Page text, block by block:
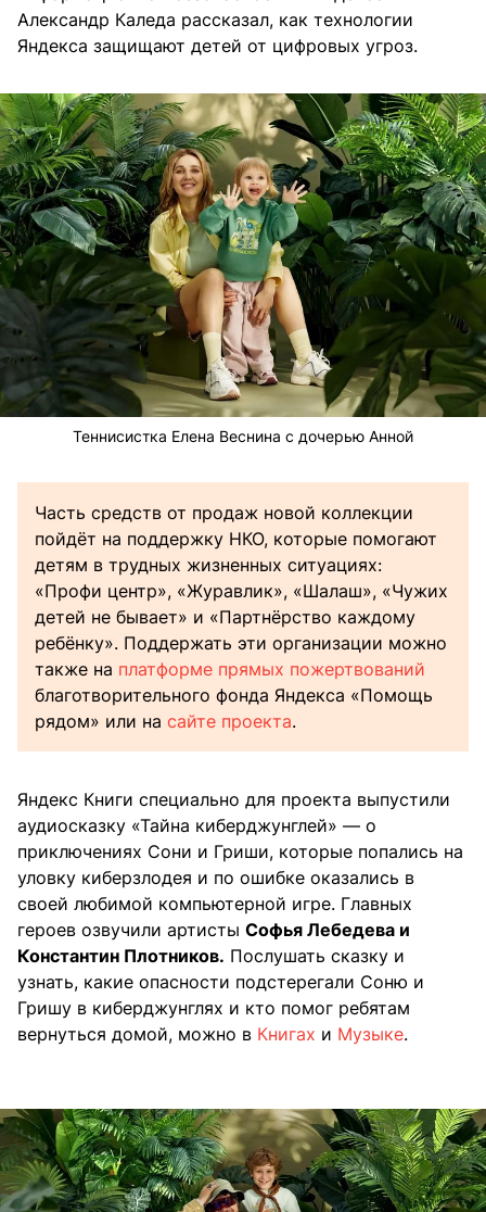
Александр Каледа рассказал, как технологии
Яндекса защищают детей от цифровых угроз.
Теннисистка Елена Веснина с дочерью Анной
Часть средств от продаж новой коллекции
пойдёт на поддержку НКО, которые помогают
детям в трудных жизненных ситуациях:
«Профи центр», «Журавлик», «Шалаш», «Чужих
детей не бывает» и «Партнёрство каждому
ребёнку». Поддержать эти организации можно
также на платформе прямых пожертвований
благотворительного фонда Яндекса «Помощь
рядом» или на сайте проекта.
Яндекс Книги специально для проекта выпустили
аудиосказку «Тайна киберджунглей» — о
приключениях Сони и Гриши, которые попались на
уловку киберзлодея и по ошибке оказались в
своей любимой компьютерной игре. Главных
героев озвучили артисты Софья Лебедева и
Константин Плотников. Послушать сказку и
узнать, какие опасности подстерегали Соню и
Гришу в киберджунглях и кто помог ребятам
вернуться домой, можно в Книгах и Музыке.